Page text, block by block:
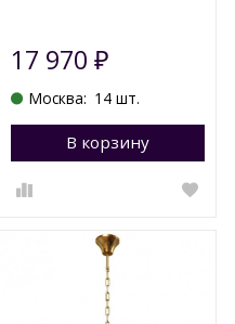
Перейти в корзину
17 970 ₽
Москва: 14 шт.
В корзину